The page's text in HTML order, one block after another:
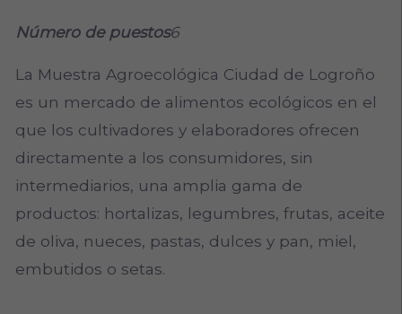
Número de puestos6
La Muestra Agroecológica Ciudad de Logroño
es un mercado de alimentos ecológicos en el
que los cultivadores y elaboradores ofrecen
directamente a los consumidores, sin
intermediarios, una amplia gama de
productos: hortalizas, legumbres, frutas, aceite
de oliva, nueces, pastas, dulces y pan, miel,
embutidos o setas.